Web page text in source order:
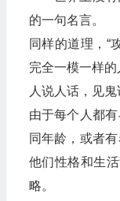
的一句名言。
同样的道理，“
完全一模一样
人说人话，见鬼
由于每个人都
同年龄，或者
他们性格和生
略。